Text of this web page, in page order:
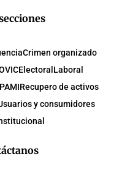
Crimen organizado
Electoral Laboral
Recupero de activos
y consumidores